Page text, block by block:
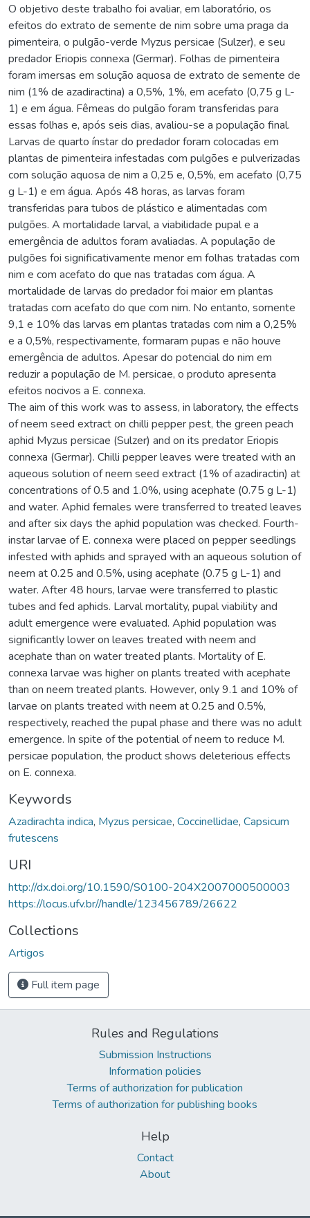
O objetivo deste trabalho foi avaliar, em laboratório, os
efeitos do extrato de semente de nim sobre uma praga da
pimenteira, o pulgão-verde Myzus persicae (Sulzer), e seu
predador Eriopis connexa (Germar). Folhas de pimenteira
foram imersas em solução aquosa de extrato de semente de
nim (1% de azadiractina) a 0,5%, 1%, em acefato (0,75 g L-
1) e em água. Fêmeas do pulgão foram transferidas para
essas folhas e, após seis dias, avaliou-se a população final.
Larvas de quarto ínstar do predador foram colocadas em
plantas de pimenteira infestadas com pulgões e pulverizadas
com solução aquosa de nim a 0,25 e, 0,5%, em acefato (0,75
g L-1) e em água. Após 48 horas, as larvas foram
transferidas para tubos de plástico e alimentadas com
pulgões. A mortalidade larval, a viabilidade pupal e a
emergência de adultos foram avaliadas. A população de
pulgões foi significativamente menor em folhas tratadas com
nim e com acefato do que nas tratadas com água. A
mortalidade de larvas do predador foi maior em plantas
tratadas com acefato do que com nim. No entanto, somente
9,1 e 10% das larvas em plantas tratadas com nim a 0,25%
e a 0,5%, respectivamente, formaram pupas e não houve
emergência de adultos. Apesar do potencial do nim em
reduzir a população de M. persicae, o produto apresenta
efeitos nocivos a E. connexa.
The aim of this work was to assess, in laboratory, the effects
of neem seed extract on chilli pepper pest, the green peach
aphid Myzus persicae (Sulzer) and on its predator Eriopis
connexa (Germar). Chilli pepper leaves were treated with an
aqueous solution of neem seed extract (1% of azadiractin) at
concentrations of 0.5 and 1.0%, using acephate (0.75 g L-1)
and water. Aphid females were transferred to treated leaves
and after six days the aphid population was checked. Fourth-
instar larvae of E. connexa were placed on pepper seedlings
infested with aphids and sprayed with an aqueous solution of
neem at 0.25 and 0.5%, using acephate (0.75 g L-1) and
water. After 48 hours, larvae were transferred to plastic
tubes and fed aphids. Larval mortality, pupal viability and
adult emergence were evaluated. Aphid population was
significantly lower on leaves treated with neem and
acephate than on water treated plants. Mortality of E.
connexa larvae was higher on plants treated with acephate
than on neem treated plants. However, only 9.1 and 10% of
larvae on plants treated with neem at 0.25 and 0.5%,
respectively, reached the pupal phase and there was no adult
emergence. In spite of the potential of neem to reduce M.
persicae population, the product shows deleterious effects
on E. connexa.
Keywords
Azadirachta indica, Myzus persicae, Coccinellidae, Capsicum
frutescens
URI
http://dx.doi.org/10.1590/S0100-204X2007000500003
https://locus.ufv.br//handle/123456789/26622
Collections
Artigos
Full item page
Rules and Regulations
Submission Instructions
Information policies
Terms of authorization for publication
Terms of authorization for publishing books
Help
Contact
About